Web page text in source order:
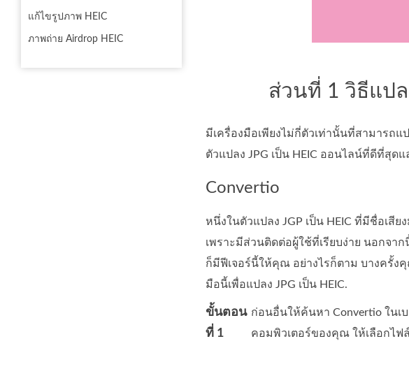
แก้ไขรูปภาพ HEIC
ภาพถ่าย Airdrop HEIC
ส่วนที่ 1 วิธีแป
มีเครื่องมือเพียงไม่กี่ตัวเท่านั้นที่สามารถแ
ตัวแปลง JPG เป็น HEIC ออนไลน์ที่ดีที่สุด
Convertio
หนึ่งในตัวแปลง JGP เป็น HEIC ที่มีชื่อเสี
เพราะมีส่วนติดต่อผู้ใช้ที่เรียบง่าย นอกจา
ก็มีฟีเจอร์นี้ให้คุณ อย่างไรก็ตาม บางครั้ง
มือนี้เพื่อแปลง JPG เป็น HEIC.
ขั้นตอน
ที่ 1
ก่อนอื่นให้ค้นหา Convertio ใน
คอมพิวเตอร์ของคุณ ให้เลือกไ